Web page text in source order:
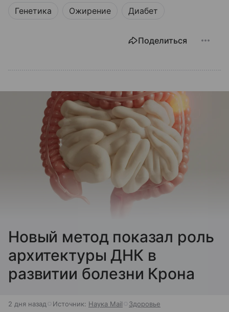
Генетика Ожирение Диабет
Поделиться
Новый метод показал роль
архитектуры ДНК в
развитии болезни Крона
2 дня назад Источник: Наука Mail Здоровье